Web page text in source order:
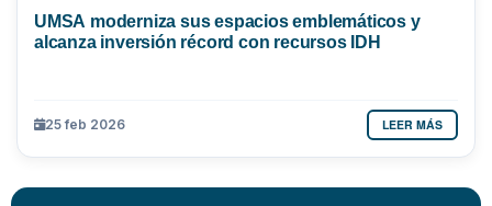
UMSA moderniza sus espacios emblemáticos y
alcanza inversión récord con recursos IDH
25 feb 2026 LEER MÁS